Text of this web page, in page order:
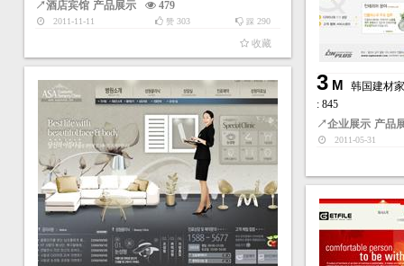
↗酒店宾馆 产品展示 479
2011-11-11 踩 290
赞303
收藏
3M
韩国建材
: 845
↗企业展示 产品
2011-05-31